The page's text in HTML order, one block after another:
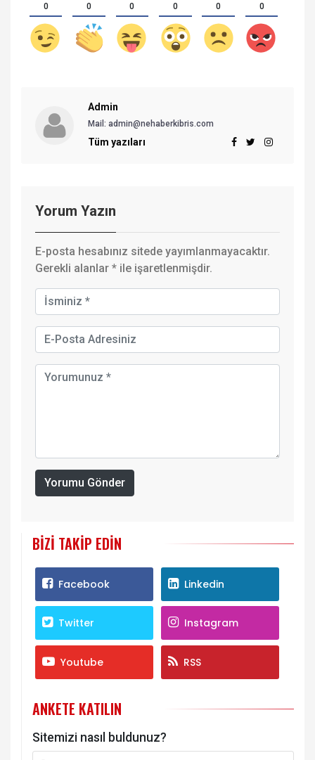
0 0 0 0 0 0
Admin
Mail: admin@nehaberkibris.com
Tüm yazıları
Yorum Yazın
E-posta hesabınız sitede yayımlanmayacaktır.
Gerekli alanlar * ile işaretlenmişdir.
Yorumu Gönder
BIZI TAKIP EDIN
Facebook Linkedin
Twitter Instagram
Youtube RSS
ANKETE KATILIN
Sitemizi nasıl buldunuz?